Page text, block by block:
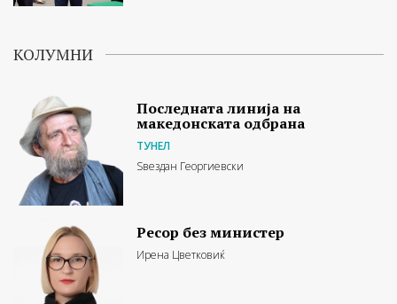
КОЛУМНИ
Последната линија на
македонската одбрана
ТУНЕЛ
Ѕвездан Георгиевски
Ресор без министер
Ирена Цветковиќ